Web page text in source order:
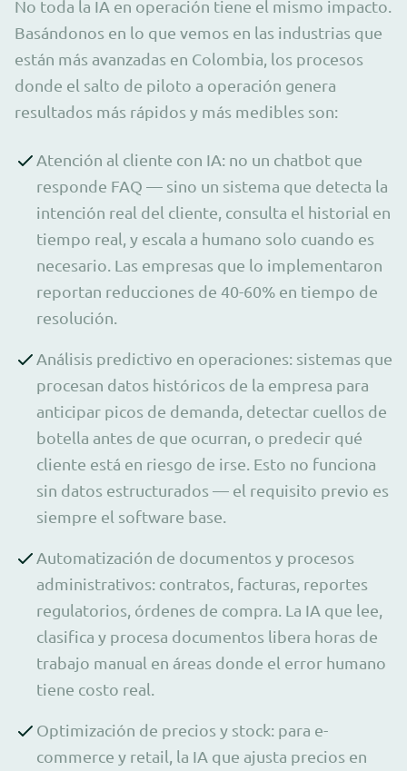
No toda la IA en operación tiene el mismo impacto.
Basándonos en lo que vemos en las industrias que
están más avanzadas en Colombia, los procesos
donde el salto de piloto a operación genera
resultados más rápidos y más medibles son:
Atención al cliente con IA: no un chatbot que
responde FAQ — sino un sistema que detecta la
intención real del cliente, consulta el historial en
tiempo real, y escala a humano solo cuando es
necesario. Las empresas que lo implementaron
reportan reducciones de 40-60% en tiempo de
resolución.
Análisis predictivo en operaciones: sistemas que
procesan datos históricos de la empresa para
anticipar picos de demanda, detectar cuellos de
botella antes de que ocurran, o predecir qué
cliente está en riesgo de irse. Esto no funciona
sin datos estructurados — el requisito previo es
siempre el software base.
Automatización de documentos y procesos
administrativos: contratos, facturas, reportes
regulatorios, órdenes de compra. La IA que lee,
clasifica y procesa documentos libera horas de
trabajo manual en áreas donde el error humano
tiene costo real.
Optimización de precios y stock: para e-
commerce y retail, la IA que ajusta precios en